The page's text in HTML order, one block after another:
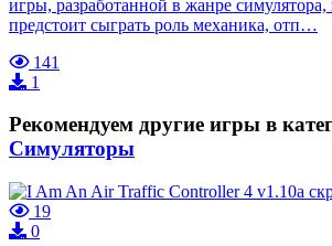
игры, разработанной в жанре симулятора,
предстоит сыграть роль механика, отп…
141
1
Рекомендуем другие игры в
Симуляторы
19
0